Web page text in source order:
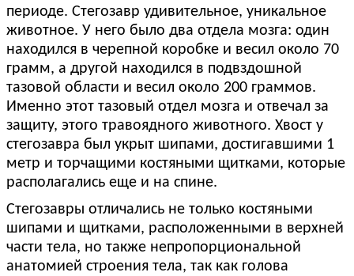
периоде. Стегозавр удивительное, уникальное
животное. У него было два отдела мозга: один
находился в черепной коробке и весил около 70
грамм, а другой находился в подвздошной
тазовой области и весил около 200 граммов.
Именно этот тазовый отдел мозга и отвечал за
защиту, этого травоядного животного. Хвост у
стегозавра был укрыт шипами, достигавшими 1
метр и торчащими костяными щитками, которые
располагались еще и на спине.
Стегозавры отличались не только костяными
шипами и щитками, расположенными в верхней
части тела, но также непропорциональной
анатомией строения тела, так как голова